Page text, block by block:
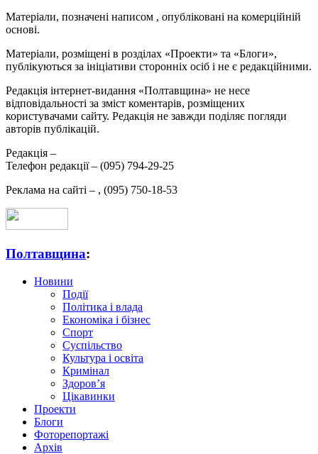
Матеріали, позначені написом , опубліковані на комерційній
основі.
Матеріали, розміщені в розділах «Проекти» та «Блоги»,
публікуються за ініціативи сторонніх осіб і не є редакційними.
Редакція інтернет-видання «Полтавщина» не несе
відповідальності за зміст коментарів, розміщених
користувачами сайту. Редакція не завжди поділяє погляди
авторів публікацій.
Редакція –
Телефон редакції – (095) 794-29-25
Реклама на сайті – , (095) 750-18-53
Полтавщина:
Новини
Події
Політика і влада
Економіка і бізнес
Спорт
Суспільство
Культура і освіта
Кримінал
Здоров’я
Цікавинки
Проекти
Блоги
Фоторепортажі
Архів